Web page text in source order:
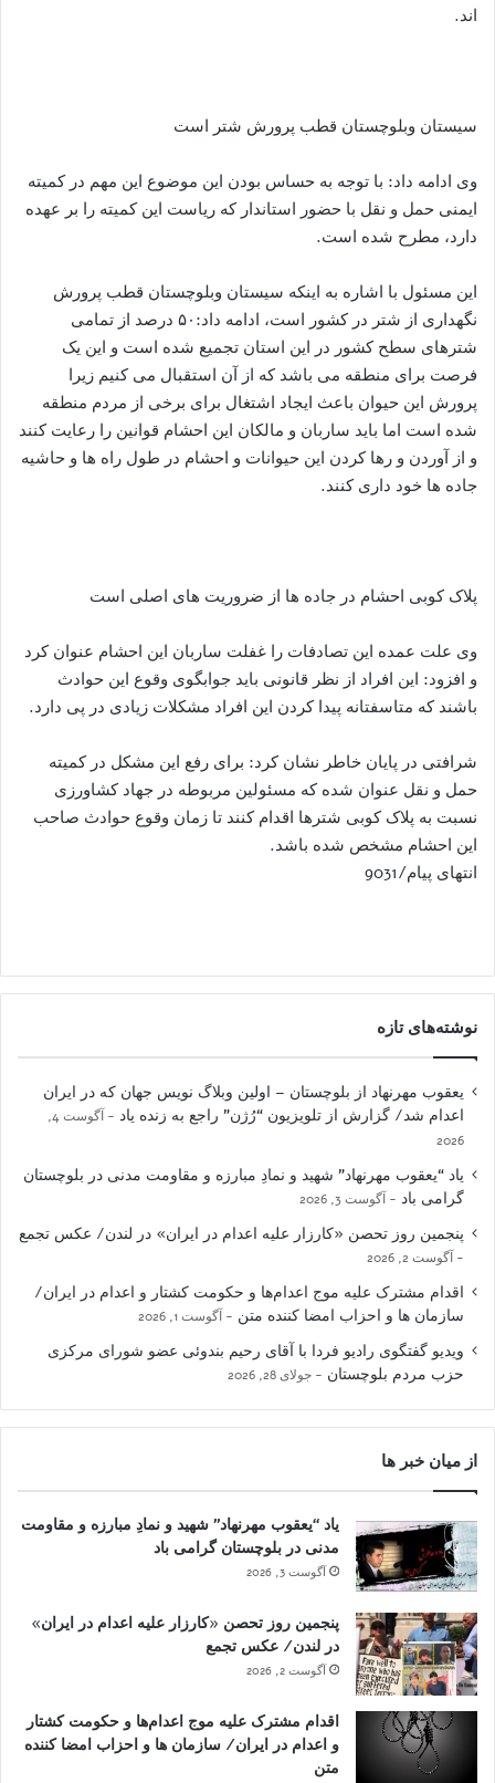
اند.
سیستان وبلوچستان قطب پرورش شتر است
وی ادامه داد: با توجه به حساس بودن این موضوع این مهم در کمیته
ایمنی حمل و نقل با حضور استاندار که ریاست این کمیته را بر عهده
دارد، مطرح شده است.
این مسئول با اشاره به اینکه سیستان وبلوچستان قطب پرورش
نگهداری از شتر در کشور است، ادامه داد:۵۰ درصد از تمامی
شترهای سطح کشور در این استان تجمیع شده است و این یک
فرصت برای منطقه می باشد که از آن استقبال می کنیم زیرا
پرورش این حیوان باعث ایجاد اشتغال برای برخی از مردم منطقه
شده است اما باید ساربان و مالکان این احشام قوانین را رعایت کنند
و از آوردن و رها کردن این حیوانات و احشام در طول راه ها و حاشیه
جاده ها خود داری کنند.
پلاک کوبی احشام در جاده ها از ضروریت های اصلی است
وی علت عمده این تصادفات را غفلت ساربان این احشام عنوان کرد
و افزود: این افراد از نظر قانونی باید جوابگوی وقوع این حوادث
باشند که متاسفتانه پیدا کردن این افراد مشکلات زیادی در پی دارد.
شرافتی در پایان خاطر نشان کرد: برای رفع این مشکل در کمیته
حمل و نقل عنوان شده که مسئولین مربوطه در جهاد کشاورزی
نسبت به پلاک کوبی شترها اقدام کنند تا زمان وقوع حوادث صاحب
این احشام مشخص شده باشد.
انتهای پیام/9031
نوشته‌های تازه
یعقوب مهرنهاد از بلوچستان – اولین وبلاگ نویس جهان که در ایران
اعدام شد/ گزارش از تلویزیون “رُژن” راجع به زنده یاد
آگوست 4,
2026
یاد “یعقوب مهرنهاد” شهید و نمادِ مبارزه و مقاومت مدنی در بلوچستان
گرامی باد
آگوست 3, 2026
پنجمین روز تحصن «کارزار علیه اعدام در ایران» در لندن/ عکس تجمع
آگوست 2, 2026
اقدام مشترک علیه موج اعدام‌ها و حکومت کشتار و اعدام در ایران/
سازمان ها و احزاب امضا کننده متن
آگوست 1, 2026
ویدیو گفتگوی رادیو فردا با آقای رحیم بندوئی عضو شورای مرکزی
حزب مردم بلوچستان
جولای 28, 2026
از میان خبر ها
یاد “یعقوب مهرنهاد” شهید و نمادِ مبارزه و مقاومت
مدنی در بلوچستان گرامی باد
آگوست 3, 2026
پنجمین روز تحصن «کارزار علیه اعدام در ایران»
در لندن/ عکس تجمع
آگوست 2, 2026
اقدام مشترک علیه موج اعدام‌ها و حکومت کشتار
و اعدام در ایران/ سازمان ها و احزاب امضا کننده
متن